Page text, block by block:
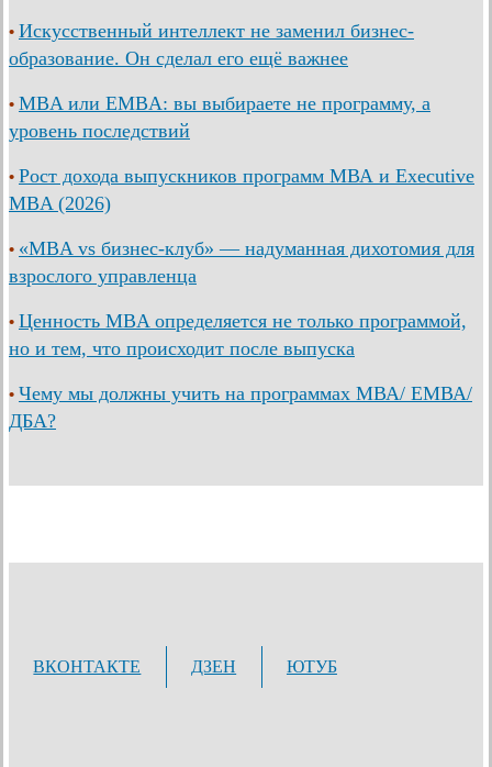
• Искусственный интеллект не заменил бизнес-
образование. Он сделал его ещё важнее
• MBA или EMBA: вы выбираете не программу, а
уровень последствий
• Рост дохода выпускников программ МВА и Executive
MBA (2026)
• «MBA vs бизнес-клуб» — надуманная дихотомия для
взрослого управленца
• Ценность MBA определяется не только программой,
но и тем, что происходит после выпуска
• Чему мы должны учить на программах МВА/ ЕМВА/
ДБА?
ВКОНТАКТЕ ДЗЕН ЮТУБ